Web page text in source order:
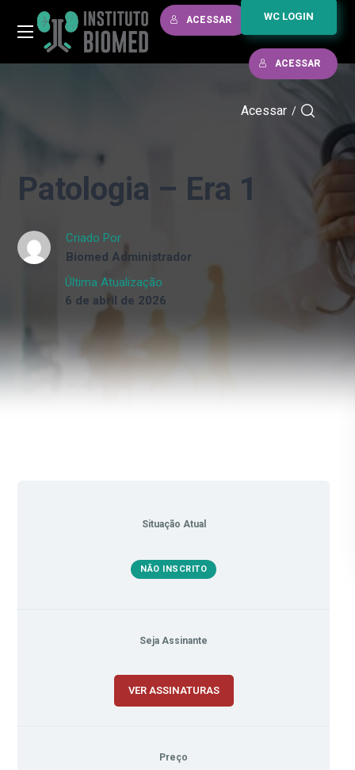
ACESSAR WC LOGIN
ACESSAR
Acessar /
Patologia – Era 1
Criado Por
Biomed Administrador
Última Atualização
6 de abril de 2026
Situação Atual
NÃO INSCRITO
Seja Assinante
VER ASSINATURAS
Preço